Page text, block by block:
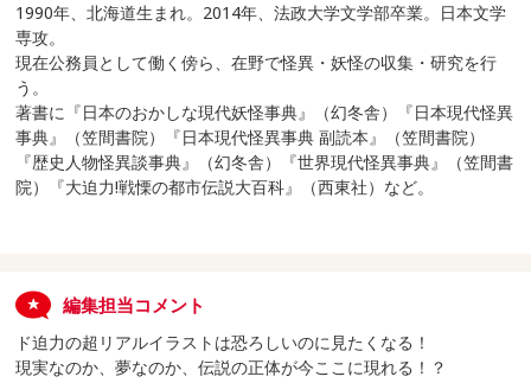
1990年、北海道生まれ。2014年、法政大学文学部卒業。日本文学
専攻。
現在公務員として働く傍ら、在野で怪異・妖怪の収集・研究を行
う。
著書に『日本のおかしな現代妖怪事典』（幻冬舎）『日本現代怪異
事典』（笠間書院）『日本現代怪異事典 副読本』（笠間書院）
『歴史人物怪異談事典』（幻冬舎）『世界現代怪異事典』（笠間書
院）『大迫力!戦慄の都市伝説大百科』（西東社）など。
編集担当コメント
ド迫力の超リアルイラストは恐ろしいのに見たくなる！
現実なのか、夢なのか、伝説の正体が今ここに現れる！？